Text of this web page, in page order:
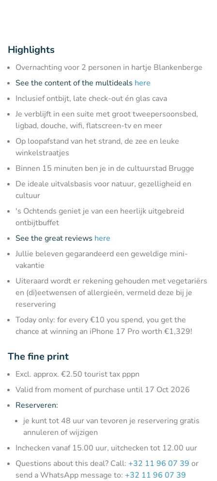
Highlights
Overnachting voor 2 personen in hartje Blankenberge
See the content of the multideals here
Inclusief ontbijt, late check-out én glas cava
Je verblijft in een suite met groot tweepersoonsbed,
ligbad, douche, wifi, flatscreen-tv en meer
Op loopafstand van het strand, de zee en leuke
winkelstraatjes
Binnen 15 minuten ben je in de cultuurstad Brugge
De ideale uitvalsbasis voor natuur, gezelligheid en
cultuur
's Ochtends geniet je van een heerlijk uitgebreid
ontbijtbuffet
See the great reviews here
Jullie beleven gegarandeerd een geweldige mini-
vakantie
Uiteraard wordt er rekening gehouden met vegetariërs
en (di)eetwensen of allergieën, vermeld deze bij je
reservering
Today only: for every €10 you spend, you get the
chance at winning an iPhone 17 Pro worth €1,329!
The fine print
Excl. approx. €2.50 tourist tax pppn
Valid from moment of purchase until 17 Oct 2026
Reserveren:
je kunt tot 48 uur van tevoren je reservering gratis
annuleren of wijzigen
Inchecken vanaf 15.00 uur, uitchecken tot 12.00 uur
Questions about this deal? Call: +32 11 96 07 39 or
send a WhatsApp message to: +32 11 96 07 39